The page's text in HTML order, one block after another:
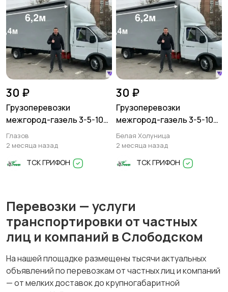
30 ₽
Грузоперевозки
межгород-газель 3-5-10
тонн
Глазов
2 месяца назад
ТСК ГРИФОН
30 ₽
Грузоперевозки
межгород-газель 3-5-10
тонн
Белая Холуница
2 месяца назад
ТСК ГРИФОН
Перевозки — услуги
транспортировки от частных
лиц и компаний в Слободском
На нашей площадке размещены тысячи актуальных
объявлений по перевозкам от частных лиц и компаний
— от мелких доставок до крупногабаритной